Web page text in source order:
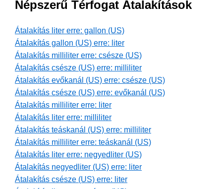
Népszerű Térfogat Átalakítások
Átalakítás liter erre: gallon (US)
Átalakítás gallon (US) erre: liter
Átalakítás milliliter erre: csésze (US)
Átalakítás csésze (US) erre: milliliter
Átalakítás evőkanál (US) erre: csésze (US)
Átalakítás csésze (US) erre: evőkanál (US)
Átalakítás milliliter erre: liter
Átalakítás liter erre: milliliter
Átalakítás teáskanál (US) erre: milliliter
Átalakítás milliliter erre: teáskanál (US)
Átalakítás liter erre: negyedliter (US)
Átalakítás negyedliter (US) erre: liter
Átalakítás csésze (US) erre: liter